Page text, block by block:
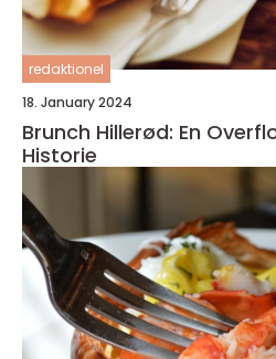
redaktionel
18. January 2024
Brunch Hillerød: En
Historie